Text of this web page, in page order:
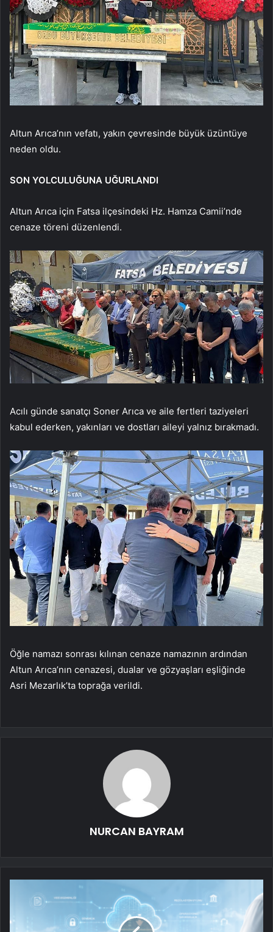
Altun Arıca’nın vefatı, yakın çevresinde büyük üzüntüye
neden oldu.
SON YOLCULUĞUNA UĞURLANDI
Altun Arıca için Fatsa ilçesindeki Hz. Hamza Camii’nde
cenaze töreni düzenlendi.
Acılı günde sanatçı Soner Arıca ve aile fertleri taziyeleri
kabul ederken, yakınları ve dostları aileyi yalnız bırakmadı.
Öğle namazı sonrası kılınan cenaze namazının ardından
Altun Arıca’nın cenazesi, dualar ve gözyaşları eşliğinde
Asri Mezarlık’ta toprağa verildi.
NURCAN BAYRAM